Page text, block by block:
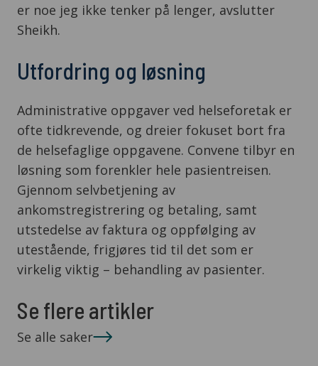
er noe jeg ikke tenker på lenger, avslutter
Sheikh.
Utfordring og løsning
Administrative oppgaver ved helseforetak er
ofte tidkrevende, og dreier fokuset bort fra
de helsefaglige oppgavene. Convene tilbyr en
løsning som forenkler hele pasientreisen.
Gjennom selvbetjening av
ankomstregistrering og betaling, samt
utstedelse av faktura og oppfølging av
utestående, frigjøres tid til det som er
virkelig viktig – behandling av pasienter.
Se flere artikler
Se alle saker